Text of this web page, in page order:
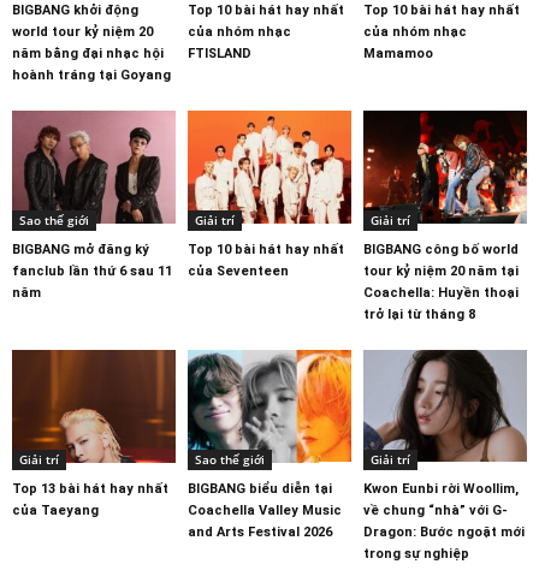
BIGBANG khởi động
world tour kỷ niệm 20
năm bằng đại nhạc hội
hoành tráng tại Goyang
Top 10 bài hát hay nhất
của nhóm nhạc
FTISLAND
Top 10 bài hát hay nhất
của nhóm nhạc
Mamamoo
Sao thế giới
BIGBANG mở đăng ký
fanclub lần thứ 6 sau 11
năm
Giải trí
Top 10 bài hát hay nhất
của Seventeen
Giải trí
BIGBANG công bố world
tour kỷ niệm 20 năm tại
Coachella: Huyền thoại
trở lại từ tháng 8
Giải trí
Top 13 bài hát hay nhất
của Taeyang
Sao thế giới
BIGBANG biểu diễn tại
Coachella Valley Music
and Arts Festival 2026
Giải trí
Kwon Eunbi rời Woollim,
về chung “nhà” với G-
Dragon: Bước ngoặt mới
trong sự nghiệp